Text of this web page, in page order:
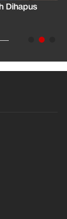
Dihapus